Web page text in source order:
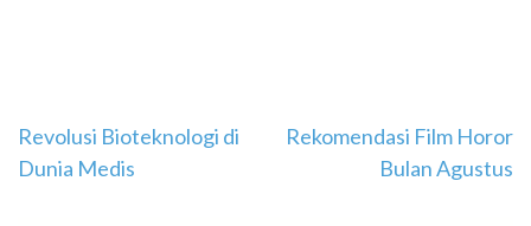
Navigasi
pos
Revolusi Bioteknologi di
Dunia Medis
Rekomendasi Film Horor
Bulan Agustus